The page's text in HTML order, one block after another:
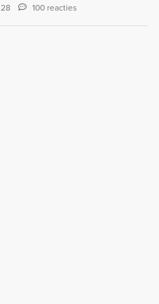
100 reacties